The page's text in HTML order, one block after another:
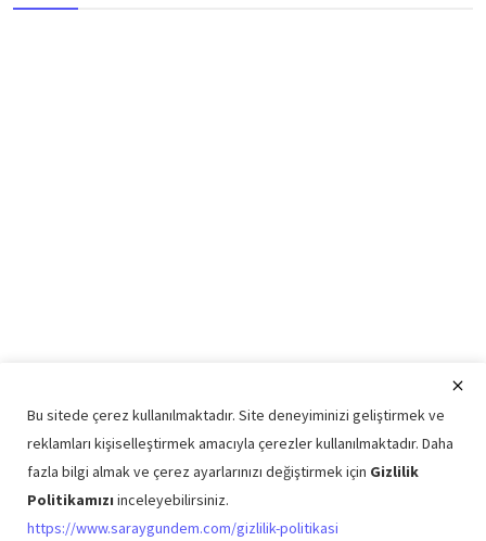
Copyright © 2026 Saray Gündem Tüm Hakları Saklıdır.
Bu sitede çerez kullanılmaktadır. Site deneyiminizi geliştirmek ve
reklamları kişiselleştirmek amacıyla çerezler kullanılmaktadır. Daha
fazla bilgi almak ve çerez ayarlarınızı değiştirmek için Gizlilik
Politikamızı inceleyebilirsiniz.
https://www.saraygundem.com/gizlilik-politikasi